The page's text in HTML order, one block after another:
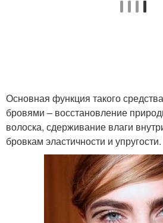
Основная функция такого
бровями – восстановление
волоска, сдерживание влаги
бровкам эластичности и упругости.